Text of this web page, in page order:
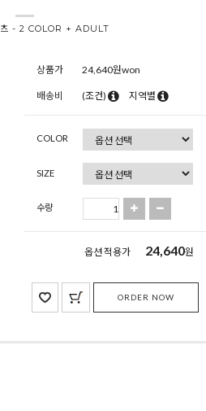
츠 - 2 COLOR + ADULT
상품가 24,640원won
배송비 (조건) 지역별
COLOR
SIZE
수량
옵션 적용가 24,640원
ORDER NOW